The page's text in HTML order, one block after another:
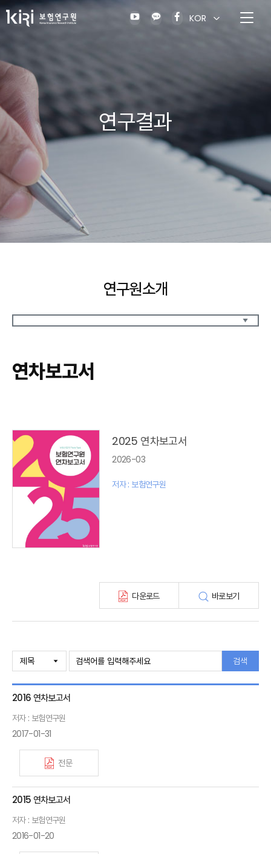
KOR
연구결과
연구원소개
역대 원장약력
설립목적 / 연혁
찾아오시는길
연차보고서
2025 연차보고서
2026-03
저자 : 보험연구원
다운로드 바로보기
검색
2016 연차보고서
저자 : 보험연구원
2017-01-31
전문
2015 연차보고서
저자 : 보험연구원
2016-01-20